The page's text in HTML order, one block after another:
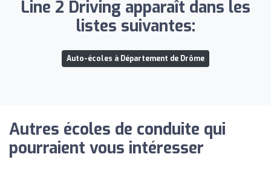
Line 2 Driving apparaît dans les
listes suivantes:
Auto-écoles à Département de Drôme
Autres écoles de conduite qui
pourraient vous intéresser